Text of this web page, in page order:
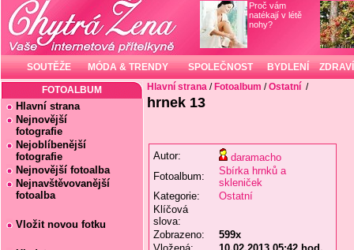
Proč vám
natékají v létě
nohy?
SOUTĚŽE MÓDA & TRENDY SPOLEČNOST BYDLENÍ ZDRAVÍ
FOTOALBUM
Hlavní strana
Nejnovější
fotografie
Nejoblíbenější
fotografie
Nejnovější fotoalba
Nejnavštěvovanější
fotoalba
Vložit novou fotku
Hlavní strana / Fotoalbum /Ostatní /
hrnek 13
Autor:
daramacho
Fotoalbum:
Sbírka hrnků a
skleniček
Kategorie:
Ostatní
Klíčová
slova:
Zobrazeno:
599x